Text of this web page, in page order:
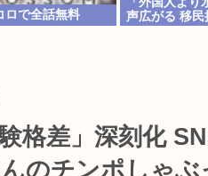
ロで全話無料
声広がる 移
格差」深刻化
のチンポしゃぶ